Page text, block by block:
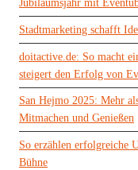
Jubiläumsjahr mit
Stadtmarketing schafft
doitactive.de: So macht
steigert den Erfolg von
San Hejmo 2025: Mehr
Mitmachen und Genießen
So erzählen erfolgreiche
Bühne